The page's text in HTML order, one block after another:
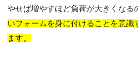
やせば増やすほど負荷が大きくなる
いフォームを身に付けることを意識
ます。